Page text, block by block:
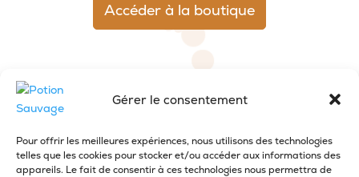
Gérer le consentement
Pour offrir les meilleures expériences, nous utilisons des technologies
telles que les cookies pour stocker et/ou accéder aux informations des
appareils. Le fait de consentir à ces technologies nous permettra de
Accéder à la boutique